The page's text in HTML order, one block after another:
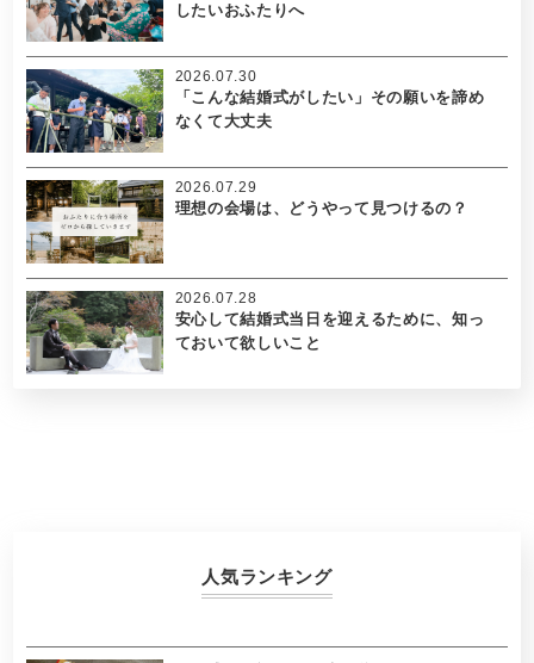
したいおふたりへ
「こんな結婚式がしたい」その願いを諦め
なくて大丈夫
2026.07.30
理想の会場は、どうやって見つけるの？
2026.07.29
安心して結婚式当日を迎えるために、知っ
ておいて欲しいこと
2026.07.28
人気ランキング